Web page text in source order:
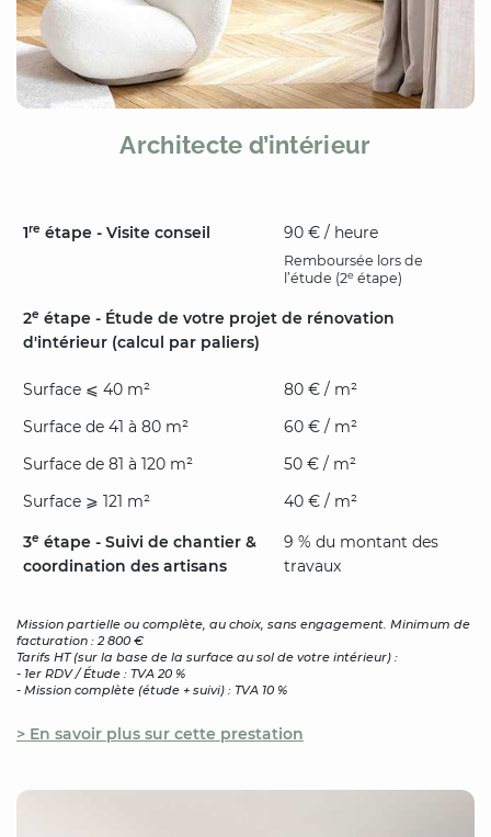
Architecte d’intérieur
1re étape - Visite conseil 90 € / heure
Remboursée lors de
l’étude (2e étape)
2e étape - Étude de votre projet de rénovation
d'intérieur (calcul par paliers)
Surface ⩽ 40 m²
80 € / m²
Surface de 41 à 80 m²
60 € / m²
Surface de 81 à 120 m²
50 € / m²
Surface ⩾ 121 m²
40 € / m²
3e étape - Suivi de chantier &
coordination des artisans
9 % du montant des
travaux
Mission partielle ou complète, au choix, sans engagement. Minimum de
facturation : 2 800 €
Tarifs HT (sur la base de la surface au sol de votre intérieur) :
- 1er RDV / Étude : TVA 20 %
- Mission complète (étude + suivi) : TVA 10 %
> En savoir plus sur cette prestation